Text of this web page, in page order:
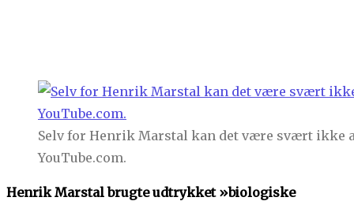
Selv for Henrik Marstal kan det være svært ikke
YouTube.com.
Henrik Marstal brugte udtrykket »biologiske